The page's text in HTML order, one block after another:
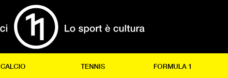
CALCIO TENNIS FORMULA 1